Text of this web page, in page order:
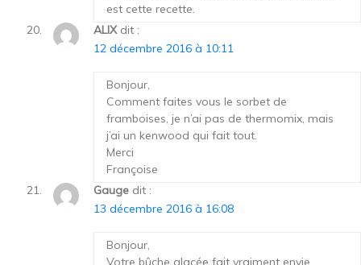
est cette recette.
ALIX dit :
12 décembre 2016 à 10:11
Bonjour,
Comment faites vous le sorbet de
framboises, je n’ai pas de thermomix, mais
j’ai un kenwood qui fait tout.
Merci
Françoise
Gauge dit :
13 décembre 2016 à 16:08
Bonjour,
Votre bûche glacée fait vraiment envie,